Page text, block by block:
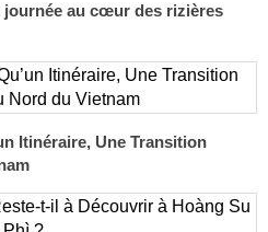
journée au cœur des rizières
Itinéraire, Une Transition